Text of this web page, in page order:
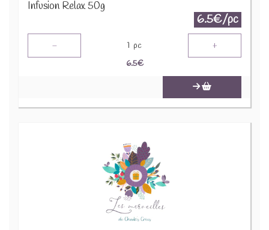
Infusion Relax 50g
6.5€/pc
- 1 pc +
6.5€